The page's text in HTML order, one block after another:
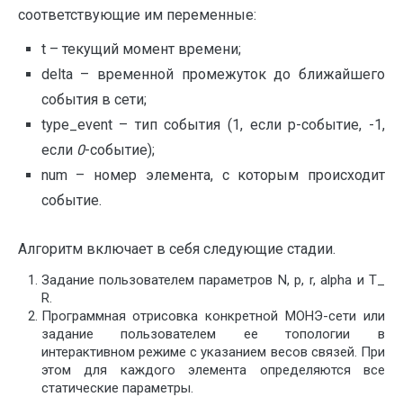
соответствующие им переменные:
t – текущий момент времени;
delta – временной промежуток до ближайшего
события в сети;
type_event – тип события (1, если p-событие, -1,
если 0-событие);
num – номер элемента, с которым происходит
событие.
Алгоритм включает в себя следующие стадии.
Задание пользователем параметров N, p, r, alpha и T_
R.
Программная отрисовка конкретной МОНЭ-сети или
задание пользователем ее топологии в
интерактивном режиме с указанием весов связей. При
этом для каждого элемента определяются все
статические параметры.